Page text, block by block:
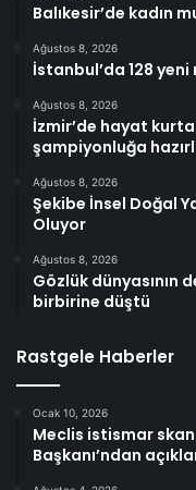
Balıkesir’de kadın
Ağustos 8, 2026
İstanbul’da 128
Ağustos 8, 2026
İzmir’de hayat
şampiyonluğa
Ağustos 8, 2026
Şekibe İnsel Doğal
Oluyor
Ağustos 8, 2026
Gözlük dünyasının
birbirine düştü
Rastgele Haberler
Ocak 10, 2026
Meclis istismar
Başkanı’ndan